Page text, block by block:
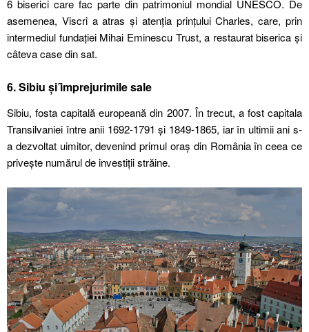
6 biserici care fac parte din patrimoniul mondial UNESCO. De
asemenea, Viscri a atras și atenția prințului Charles, care, prin
intermediul fundației Mihai Eminescu Trust, a restaurat biserica și
câteva case din sat.
6. Sibiu și ȋmprejurimile sale
Sibiu, fosta capitală europeană din 2007. În trecut, a fost capitala
Transilvaniei între anii 1692-1791 și 1849-1865, iar în ultimii ani s-
a dezvoltat uimitor, devenind primul oraș din România în ceea ce
privește numărul de investiții străine.